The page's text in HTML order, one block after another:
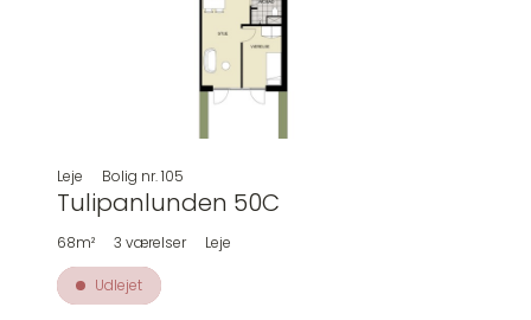
Leje Bolig nr. 105
Tulipanlunden 50C
68m² 3 værelser Leje
Udlejet